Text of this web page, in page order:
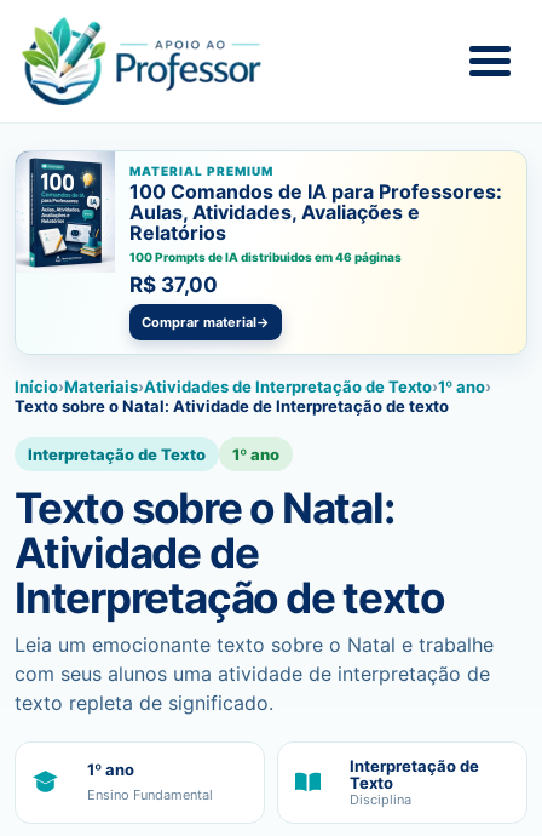
MATERIAL PREMIUM
100 Comandos de IA para Professores:
Aulas, Atividades, Avaliações e
Relatórios
100 Prompts de IA distribuidos em 46 páginas
R$ 37,00
Comprar material→
Início›Materiais›Atividades de Interpretação de Texto›1º ano›
Texto sobre o Natal: Atividade de Interpretação de texto
Interpretação de Texto 1º ano
Texto sobre o Natal:
Atividade de
Interpretação de texto
Leia um emocionante texto sobre o Natal e trabalhe
com seus alunos uma atividade de interpretação de
texto repleta de significado.
1º ano
Ensino Fundamental
Interpretação de
Texto
Disciplina